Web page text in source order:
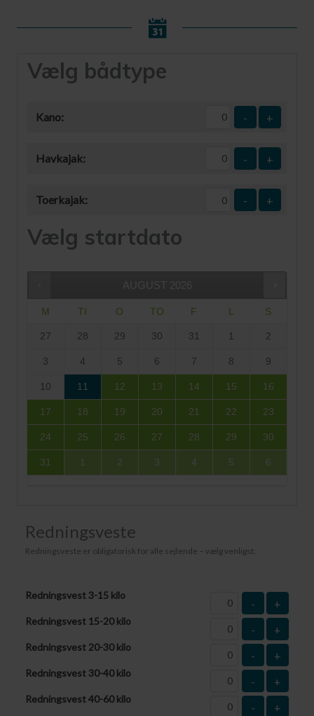
Vælg bådtype
Kano: - +
Havkajak: - +
Toerkajak: - +
Vælg startdato
AUGUST 2026
M TI O TO F L S
27 28 29 30 31 1 2
3 4 5 6 7 8 9
10 11 12 13 14 15 16
17 18 19 20 21 22 23
24 25 26 27 28 29 30
31 1 2 3 4 5 6
Redningsveste
Redningsveste er obligatorisk for alle sejlende – vælg venligst:
Redningsvest 3-15 kilo
- +
Redningsvest 15-20 kilo
- +
Redningsvest 20-30 kilo
- +
Redningsvest 30-40 kilo
- +
Redningsvest 40-60 kilo
- +